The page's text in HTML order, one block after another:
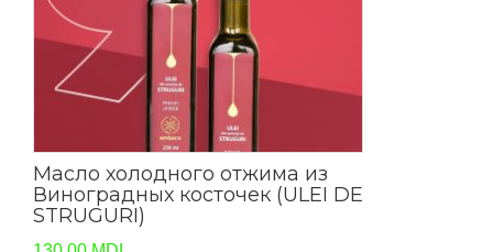
Масло холодного отжима из
Виноградных косточек (ULEI DE
STRUGURI)